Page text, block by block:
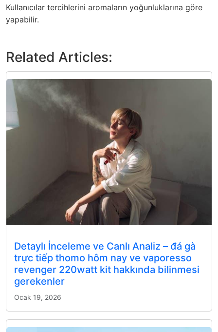
Kullanıcılar tercihlerini aromaların yoğunluklarına göre
yapabilir.
Related Articles:
Detaylı İnceleme ve Canlı Analiz – đá gà
trực tiếp thomo hôm nay ve vaporesso
revenger 220watt kit hakkında bilinmesi
gerekenler
Ocak 19, 2026